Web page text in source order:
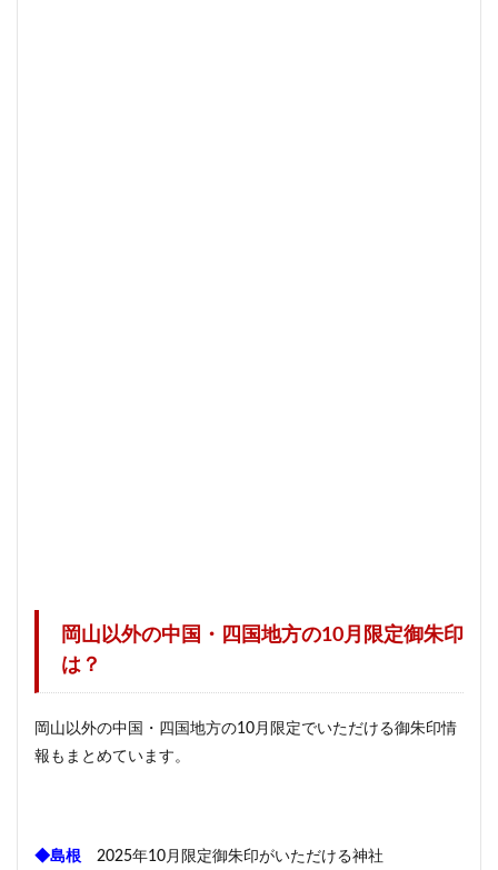
岡山以外の中国・四国地方の10月限定御朱印
は？
岡山以外の中国・四国地方の10月限定でいただける御朱印情
報もまとめています。
◆島根 2025年10月限定御朱印がいただける神社